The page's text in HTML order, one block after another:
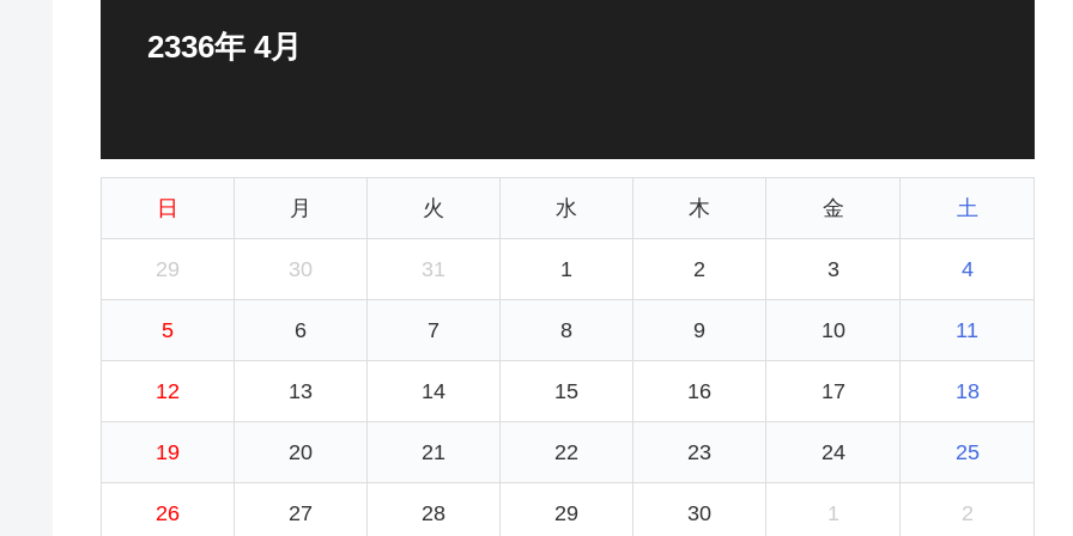
2336年 4月
日 月 火 水 木 金 土
29 30 31 1 2 3 4
5 6 7 8 9 10 11
12 13 14 15 16 17 18
19 20 21 22 23 24 25
26 27 28 29 30 1 2